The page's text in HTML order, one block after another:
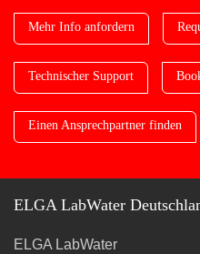
Mehr Info anfordern
Technischer Support
Einen Ansprechpartner finden
ELGA LabWater
ELGA LabWater